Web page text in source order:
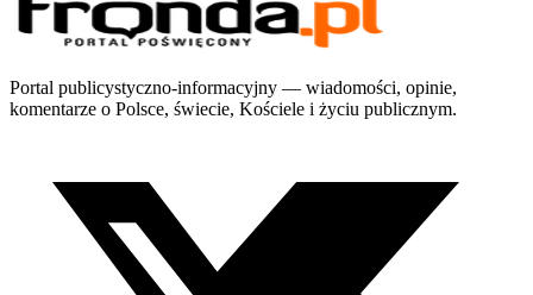
Portal publicystyczno-informacyjny — wiadomości, opinie,
komentarze o Polsce, świecie, Kościele i życiu publicznym.